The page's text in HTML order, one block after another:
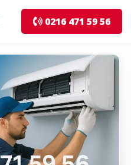
0216 471 59 56